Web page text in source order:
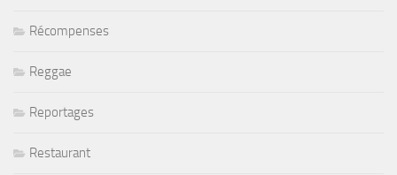
Récompenses
Reggae
Reportages
Restaurant